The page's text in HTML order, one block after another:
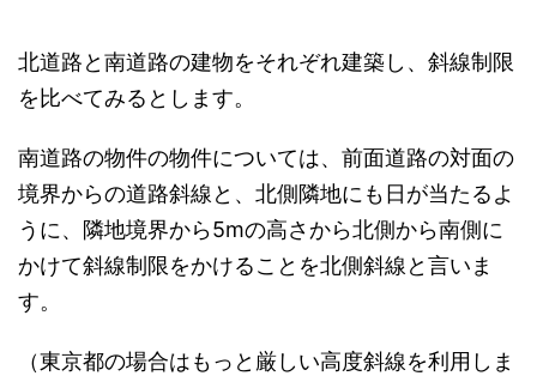
北道路と南道路の建物をそれぞれ建築し、斜線制限
を比べてみるとします。
南道路の物件の物件については、前面道路の対面の
境界からの道路斜線と、北側隣地にも日が当たるよ
うに、隣地境界から5mの高さから北側から南側に
かけて斜線制限をかけることを北側斜線と言いま
す。
（東京都の場合はもっと厳しい高度斜線を利用しま